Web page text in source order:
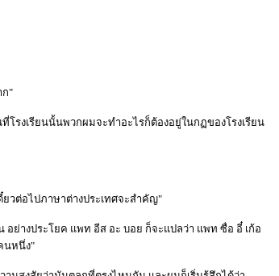
ก"
รงเรียนนั้นพวกผมจะทำอะไรก็ต้องอยู่ในกฏของโรงเรียน
ยวต่อไปภาษาต่างประเทศจะสำคัญ"
ย่างประโยค แพท อีส อะ บอย ก็จะแปลว่า แพท ซื่อ อี๋ เก้อ
นหนึ่ง"